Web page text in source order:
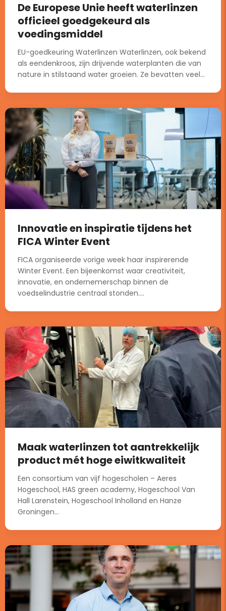
De Europese Unie heeft waterlinzen
officieel goedgekeurd als
voedingsmiddel
EU-goedkeuring Waterlinzen Waterlinzen, ook bekend
als eendenkroos, zijn drijvende waterplanten die van
nature in stilstaand water groeien. Ze bevatten veel...
Innovatie en inspiratie tijdens het
FICA Winter Event
FICA organiseerde vorige week haar inspirerende
Winter Event. Een bijeenkomst waar creativiteit,
innovatie, en ondernemerschap binnen de
voedselindustrie centraal stonden....
Maak waterlinzen tot aantrekkelijk
product mét hoge eiwitkwaliteit
Een consortium van vijf hogescholen – Aeres
Hogeschool, HAS green academy, Hogeschool Van
Hall Larenstein, Hogeschool Inholland en Hanze
Groningen...